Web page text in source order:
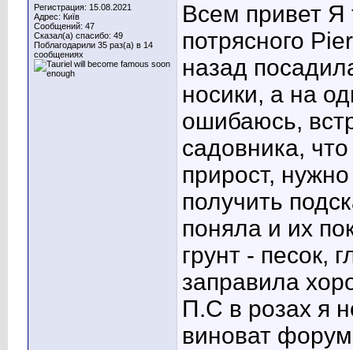
Регистрация: 15.08.2021
Адрес: Київ
Сообщений: 47
Сказал(а) спасибо: 49
Поблагодарили 35 раз(а) в 14
сообщениях
Всем привет Я
потрясного
назад
носики, а на
ошибаюсь,
садовника,
прирост,
получить
поняла и их
грунт - песок,
заправила
П.С в розах я
виноват форум